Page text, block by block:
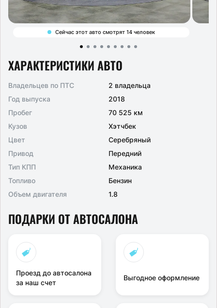
Сейчас этот авто смотрят 14 человек
ХАРАКТЕРИСТИКИ АВТО
Владельцев по ПТС
2 владельца
Год выпуска
2018
Пробег
70 525 км
Кузов
Хэтчбек
Цвет
Серебряный
Привод
Передний
Тип КПП
Механика
Топливо
Бензин
Объем двигателя
1.8
ПОДАРКИ ОТ АВТОСАЛОНА
Проезд до автосалона
за наш счет
Выгодное оформление